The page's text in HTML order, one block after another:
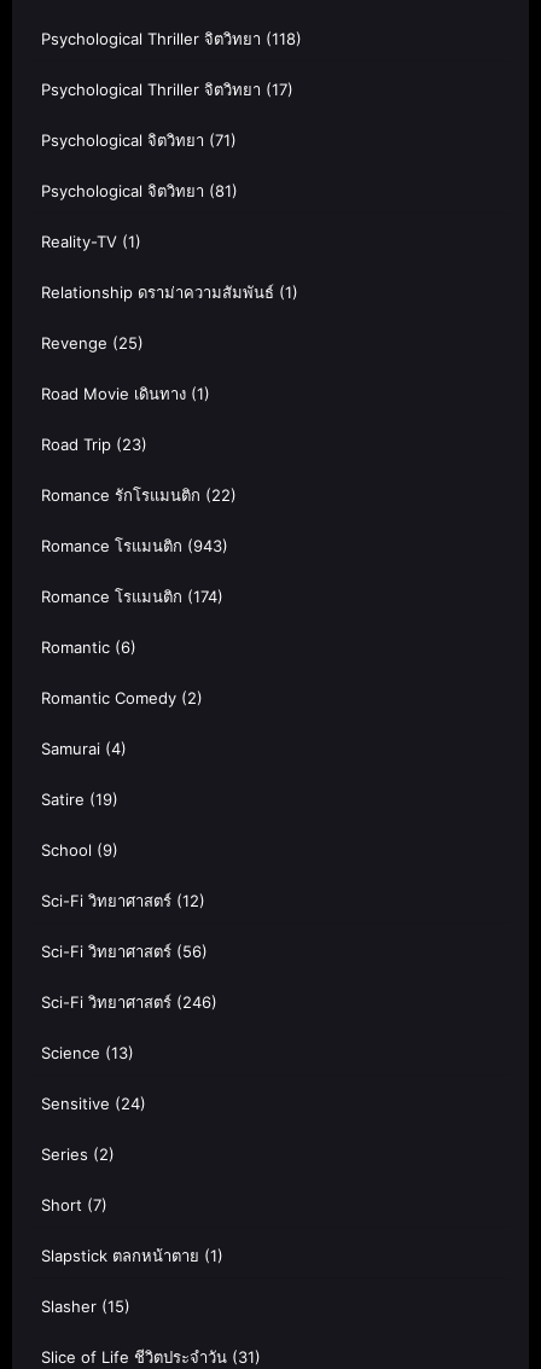
Psychological Thriller จิตวิทยา (118)
Psychological Thriller จิตวิทยา (17)
Psychological จิตวิทยา (71)
Psychological จิตวิทยา (81)
Reality-TV (1)
Relationship ดราม่าความสัมพันธ์ (1)
Revenge (25)
Road Movie เดินทาง (1)
Road Trip (23)
Romance รักโรแมนติก (22)
Romance โรแมนติก (943)
Romance โรแมนติก (174)
Romantic (6)
Romantic Comedy (2)
Samurai (4)
Satire (19)
School (9)
Sci-Fi วิทยาศาสตร์ (12)
Sci-Fi วิทยาศาสตร์ (56)
Sci-Fi วิทยาศาสตร์ (246)
Science (13)
Sensitive (24)
Series (2)
Short (7)
Slapstick ตลกหน้าตาย (1)
Slasher (15)
Slice of Life ชีวิตประจำวัน (31)